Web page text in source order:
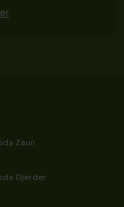
Zaun
Gjerder